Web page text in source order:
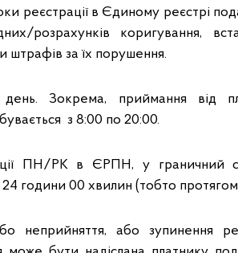
реєстрації в Єдиному реєстрі
розрахунків коригування,
штрафів за їх порушення.
Зокрема, приймання від
з 8:00 по 20:00.
ПН/РК в ЄРПН, у граничний
години 00 хвилин (тобто
неприйняття, або зупинення